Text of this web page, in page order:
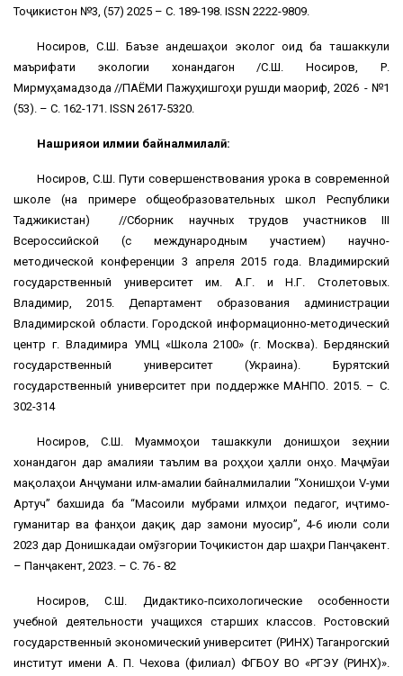
Тоҷикистон №3, (57) 2025 – С. 189-198. ISSN 2222-9809.
Носиров, С.Ш. Баъзе андешаҳои экологӣ оид ба ташаккули
маърифати экологии хонандагон /С.Ш. Носиров, Р.
Мирмуҳамадзода //ПАЁМИ Пажуҳишгоҳи рушди маориф, 2026 - №1
(53). – С. 162-171. ISSN 2617-5320.
Нашрияҳои илмии байналмилалӣ:
Носиров, С.Ш. Пути совершенствования урока в современной
школе (на примере общеобразовательных школ Республики
Таджикистан) //Сборник научных трудов участников III
Всероссийской (с международным участием) научно-
методической конференции 3 апреля 2015 года. Владимирский
государственный университет им. А.Г. и Н.Г. Столетовых.
Владимир, 2015. Департамент образования администрации
Владимирской области. Городской информационно-методический
центр г. Владимира УМЦ «Школа 2100» (г. Москва). Бердянский
государственный университет (Украина). Бурятский
государственный университет при поддержке МАНПО. 2015. – С.
302-314
Носиров, С.Ш. Муаммоҳои ташаккули донишҳои зеҳнии
хонандагон дар амалияи таълим ва роҳҳои ҳалли онҳо. Маҷмӯаи
мақолаҳои Анҷумани илмӣ-амалии байналмилалии “Хонишҳои V-уми
Артуч” бахшида ба “Масоили мубрами илмҳои педагогӣ, иҷтимоӣ-
гуманитарӣ ва фанҳои дақиқ дар замони муосир”, 4-6 июли соли
2023 дар Донишкадаи омӯзгории Тоҷикистон дар шаҳри Панҷакент.
– Панҷакент, 2023. – С. 76 - 82
Носиров, С.Ш. Дидактико-психологические особенности
учебной деятельности учащихся старших классов. Ростовский
государственный экономический университет (РИНХ) Таганрогский
институт имени А. П. Чехова (филиал) ФГБОУ ВО «РГЭУ (РИНХ)».